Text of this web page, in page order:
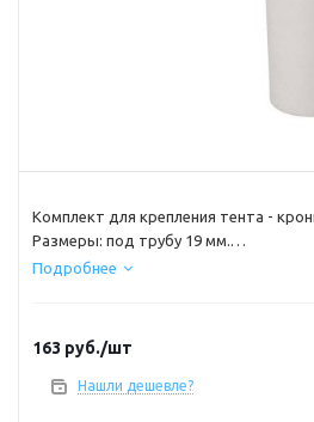
Комплект для крепления тента -
Размеры: под трубу 19 мм.
материал: прессованный нейлон.
Подробнее
163 руб./шт
Нашли дешевле?